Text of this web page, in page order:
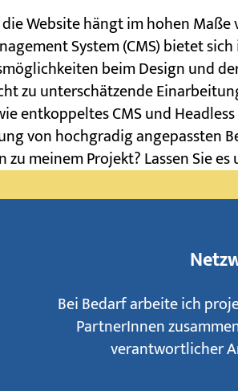
Website hängt im hohen Maße
System (CMS) bietet
beim Design und
zu unterschätzende
entkoppeltes CMS und
von hochgradig angepassten
zu meinem Projekt? Lassen Sie
Bei Bedarf arbeite ich
PartnerInnen
verantwortlicher